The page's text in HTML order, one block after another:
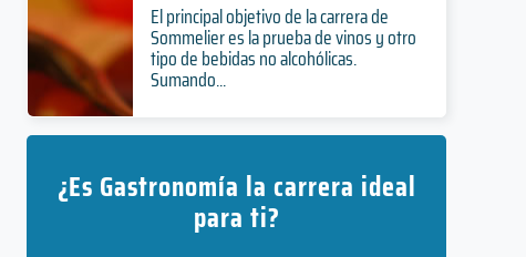
El principal objetivo de la carrera de
Sommelier es la prueba de vinos y otro
tipo de bebidas no alcohólicas.
Sumando...
¿Es Gastronomía la carrera ideal
para ti?